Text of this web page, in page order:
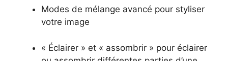
Modes de mélange avancé pour styliser
votre image
« Éclairer » et « assombrir » pour éclairer